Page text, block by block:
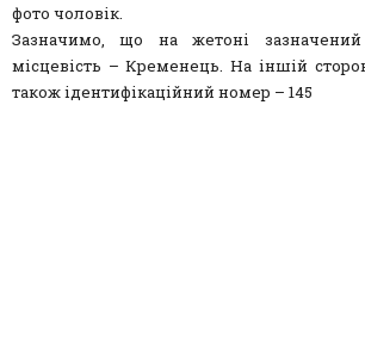
фото чоловік.
Зазначимо, що на жетоні
місцевість – Кременець. На іншій
також ідентифікаційний номер – 145